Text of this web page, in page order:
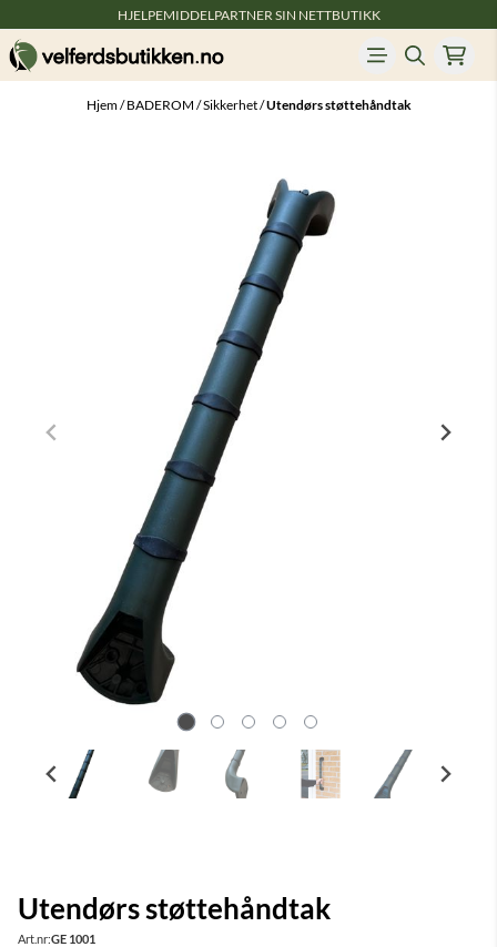
Hopp til innholdHJELPEMIDDELPARTNER SIN NETTBUTIKK
Hjem/BADEROM /Sikkerhet/Utendørs støttehåndtak
Utendørs støttehåndtak
Art.nr:GE 1001